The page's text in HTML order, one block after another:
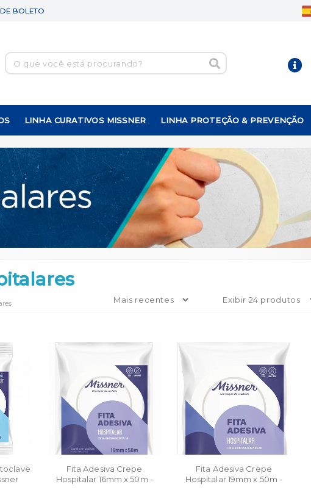
BOLETO
LINHA CURATIVOS MISSNER LINHA PROTEÇÃO & PREVENÇÃO
Fita Adesiva Crepe
Hospitalar 16mm x 50m -
Fita Adesiva Crepe
Hospitalar 19mm x 50m -